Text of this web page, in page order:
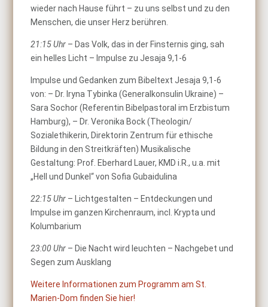
wieder nach Hause führt – zu uns selbst und zu den
Menschen, die unser Herz berühren.
21:15 Uhr – Das Volk, das in der Finsternis ging, sah
ein helles Licht – Impulse zu Jesaja 9,1-6
Impulse und Gedanken zum Bibeltext Jesaja 9,1-6
von: – Dr. Iryna Tybinka (Generalkonsulin Ukraine) –
Sara Sochor (Referentin Bibelpastoral im Erzbistum
Hamburg), – Dr. Veronika Bock (Theologin/
Sozialethikerin, Direktorin Zentrum für ethische
Bildung in den Streitkräften) Musikalische
Gestaltung: Prof. Eberhard Lauer, KMD i.R., u.a. mit
„Hell und Dunkel“ von Sofia Gubaidulina
22:15 Uhr – Lichtgestalten – Entdeckungen und
Impulse im ganzen Kirchenraum, incl. Krypta und
Kolumbarium
23:00 Uhr – Die Nacht wird leuchten – Nachgebet und
Segen zum Ausklang
Weitere Informationen zum Programm am St.
Marien-Dom finden Sie hier!